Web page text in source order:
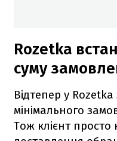
Rozetka
суму
Відтепер у
мінімального
Тож клієнт